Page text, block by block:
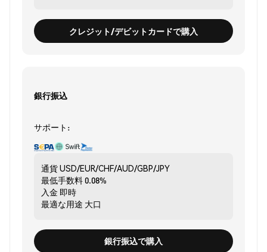
クレジット/デビットカードで購入
銀行振込
サポート:
通貨USD/EUR/CHF/AUD/GBP/JPY
最低手数料0.08%
入金 即時
最適な用途 大口
銀行振込で購入